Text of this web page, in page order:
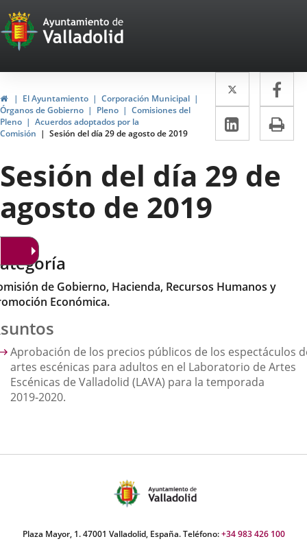
Portal
Web
del
Ayuntamiento
de
Valladolid
InicioEl Ayuntamiento
Corporación Municipal
Órganos de Gobierno
Pleno
Comisiones del
Pleno
Acuerdos adoptados por la
Comisión
Sesión del día 29 de agosto de 2019
Twitter
Enlace
a
una
externa.
a
LinkedIn
Enlace
a
una
Sesión del día 29 de
agosto de 2019
de Gobierno, Hacienda, Recursos Humanos y
Económica.
Aprobación de los precios públicos de los espectáculos
artes escénicas para adultos en el Laboratorio de Artes
Escénicas de Valladolid (LAVA) para la temporada
2019‑2020.
Plaza Mayor, 1. 47001 Valladolid, España. Teléfono:+34 983 426 100